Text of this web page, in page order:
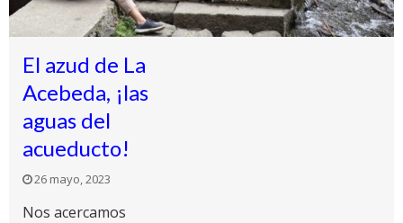
El azud de La
Acebeda, ¡las
aguas del
acueducto!
26 mayo, 2023
Nos acercamos